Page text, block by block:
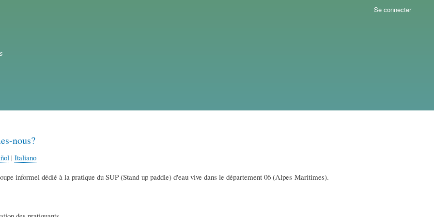
Se connecter
nous?
| Italiano
informel dédié à la pratique du SUP (Stand-up paddle) d'eau vive dans le département 06 (Alpes-Maritimes).